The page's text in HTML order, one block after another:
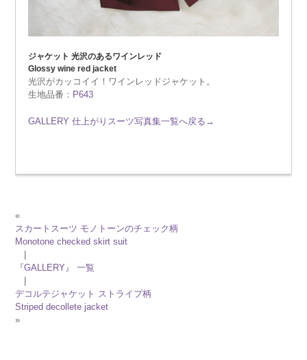
ジャケット 光沢のあるワインレッド
Glossy wine red jacket
光沢がカッコイイ！ワインレッドジャケット。
生地品番： P643
GALLERY 仕上がりスーツ写真集一覧へ戻る→
«
スカートスーツ モノトーンのチェック柄
Monotone checked skirt suit
『GALLERY』 一覧
デコルテジャケット ストライプ柄
Striped decollete jacket
»